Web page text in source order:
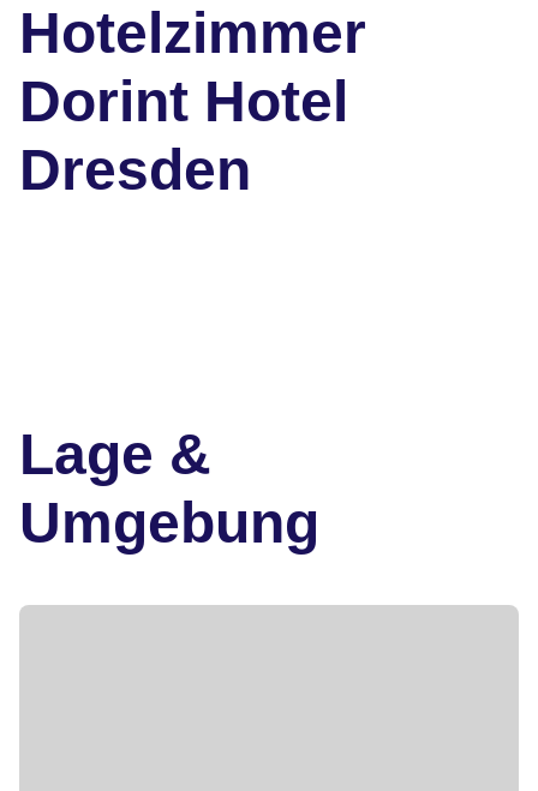
Hotelzimmer
Dorint Hotel
Dresden
Lage &
Umgebung